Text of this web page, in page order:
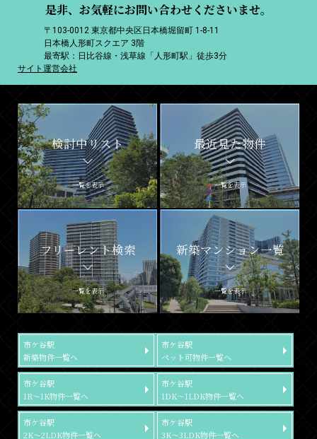
是非、お気軽にお問い合わせくださいませ。
〒103-0012 東京都中央区日本橋堀留町 1-8-11
日本橋人形町スクエア 3階
最寄駅：日比谷線・浅草線「人形町駅」徒歩3分
サイト運営会社
検討中リスト
一覧を表示
最近見た物件
一覧を表示
フリーレント検索
一覧を表示
新築マンション一覧
一覧を表示
市ケ谷駅
新築物件一覧へ
市ケ谷駅
ペット可物件一覧へ
市ケ谷駅
1R～1K物件一覧へ
市ケ谷駅
1DK～1LDK物件一覧へ
市ケ谷駅
2K～2LDK物件一覧へ
市ケ谷駅
3K～3LDK物件一覧へ